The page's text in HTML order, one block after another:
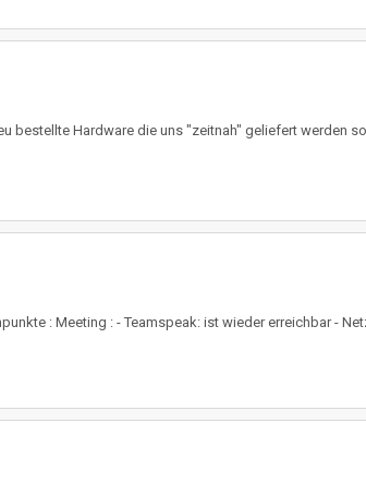
bestellte Hardware die uns "zeitnah" geliefert werden
: Meeting : - Teamspeak: ist wieder erreichbar -